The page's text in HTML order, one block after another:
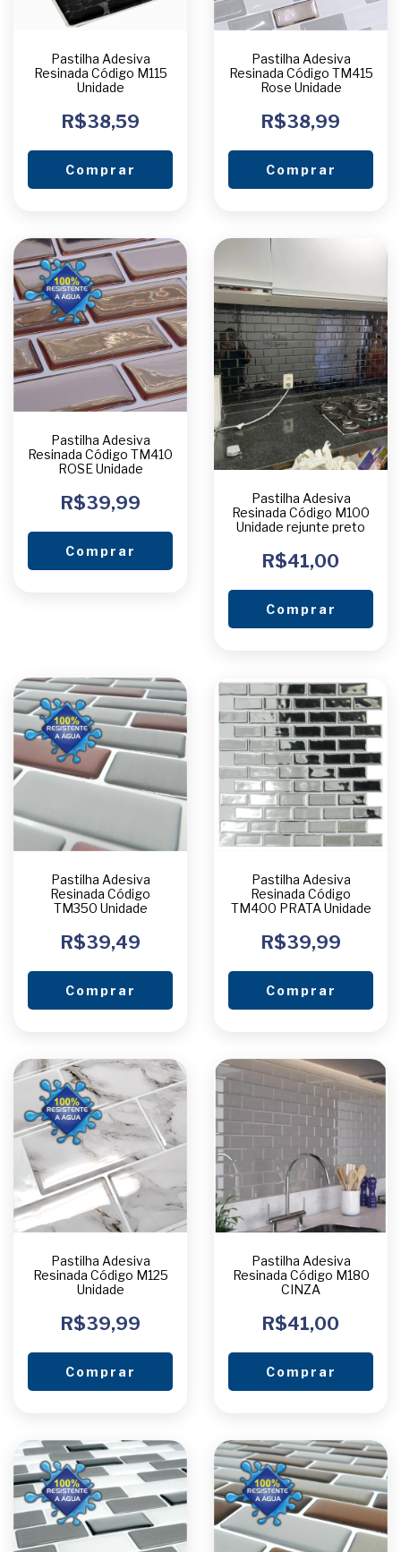
Pastilha Adesiva
Resinada Código M115
Unidade
R$38,59
Comprar
Pastilha Adesiva
Resinada Código TM415
Rose Unidade
R$38,99
Comprar
Pastilha Adesiva
Resinada Código TM410
ROSE Unidade
R$39,99
Comprar
Pastilha Adesiva
Resinada Código M100
Unidade rejunte preto
R$41,00
Comprar
Pastilha Adesiva
Resinada Código
TM350 Unidade
R$39,49
Comprar
Pastilha Adesiva
Resinada Código
TM400 PRATA Unidade
R$39,99
Comprar
Pastilha Adesiva
Resinada Código M125
Unidade
R$39,99
Comprar
Pastilha Adesiva
Resinada Código M180
CINZA
R$41,00
Comprar